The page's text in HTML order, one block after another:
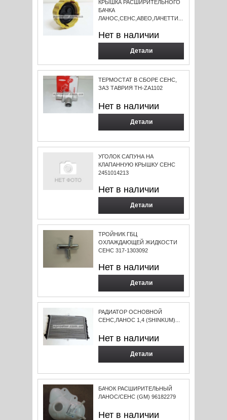
КРЫШКА РАСШИРИТЕЛЬНОГО
БАЧКА
ЛАНОС,СЕНС,АВЕО,ЛАЧЕТТИ...
Нет в наличии
Детали
ТЕРМОСТАТ В СБОРЕ СЕНС,
ЗАЗ ТАВРИЯ ТН-ZA1102
Нет в наличии
Детали
УГОЛОК САПУНА НА
КЛАПАННУЮ КРЫШКУ СЕНС
2451014213
Нет в наличии
Детали
ТРОЙНИК ГБЦ
ОХЛАЖДАЮЩЕЙ ЖИДКОСТИ
СЕНС 317-1303092
Нет в наличии
Детали
РАДИАТОР ОСНОВНОЙ
СЕНС,ЛАНОС 1,4 (SHINKUM)...
Нет в наличии
Детали
БАЧОК РАСШИРИТЕЛЬНЫЙ
ЛАНОС/СЕНС (GM) 96182279
Нет в наличии